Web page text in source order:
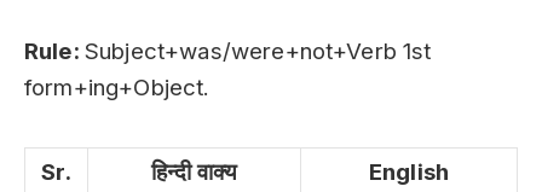
Rule: Subject+was/were+not+Verb 1st
form+ing+Object.
Sr.
हिन्दी वाक्य
English